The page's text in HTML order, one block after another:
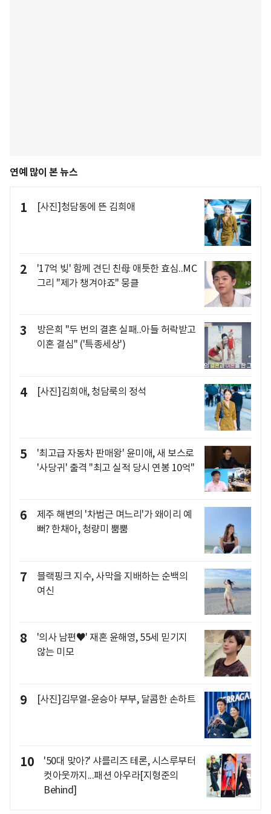
연예 많이 본 뉴스
1 [사진]청담동에 뜬 김희애
2
'17억 빚' 함께 견딘 친母 애틋한 효심..MC
그리 "제가 챙겨야죠" 뭉클
3
방은희 "두 번의 결혼 실패..아들 허락받고
이혼 결심" ('특종세상')
4 [사진]김희애, 청담룩의 정석
5
'최고급 자동차 판매왕' 윤미애, 새 보스로
'사당귀' 출격 "최고 실적 당시 연봉 10억"
6
제주 해변의 '차범근 며느리'가 왜이리 예
뻐? 한채아, 청량미 뿜뿜
7
블랙핑크 지수, 사막을 지배하는 순백의
여신
8
'의사 남편♥' 재혼 윤해영, 55세 믿기지
않는 미모
9 [사진]김무열-윤승아 부부, 달콤한 손하트
10
'50대 맞아?' 샤를리즈 테론, 시스루부터
컷아웃까지...패션 아우라[지형준의
Behind]